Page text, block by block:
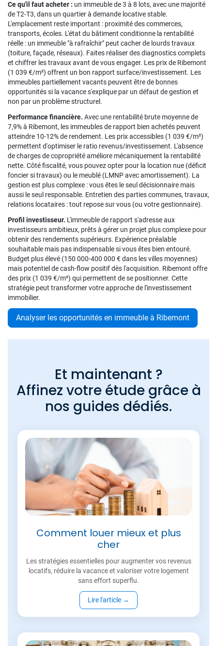
Ce qu'il faut acheter : un immeuble de 3 à 8 lots, avec une majorité
de T2-T3, dans un quartier à demande locative stable.
L'emplacement reste important : proximité des commerces,
transports, écoles. L'état du bâtiment conditionne la rentabilité
réelle : un immeuble "à rafraîchir" peut cacher de lourds travaux
(toiture, façade, réseaux). Faites réaliser des diagnostics complets
et chiffrer les travaux avant de vous engager. Les prix de Ribemont
(1 039 €/m²) offrent un bon rapport surface/investissement. Les
immeubles partiellement vacants peuvent être de bonnes
opportunités si la vacance s'explique par un défaut de gestion et
non par un problème structurel.
Performance financière. Avec une rentabilité brute moyenne de
7,9% à Ribemont, les immeubles de rapport bien achetés peuvent
atteindre 10-12% de rendement. Les prix accessibles (1 039 €/m²)
permettent d'optimiser le ratio revenus/investissement. L'absence
de charges de copropriété améliore mécaniquement la rentabilité
nette. Côté fiscalité, vous pouvez opter pour la location nue (déficit
foncier si travaux) ou le meublé (LMNP avec amortissement). La
gestion est plus complexe : vous êtes le seul décisionnaire mais
aussi le seul responsable. Entretien des parties communes, travaux,
relations locataires : tout repose sur vous (ou votre gestionnaire).
Profil investisseur. L'immeuble de rapport s'adresse aux
investisseurs ambitieux, prêts à gérer un projet plus complexe pour
obtenir des rendements supérieurs. Expérience préalable
souhaitable mais pas indispensable si vous êtes bien entouré.
Budget plus élevé (150 000-400 000 € dans les villes moyennes)
mais potentiel de cash-flow positif dès l'acquisition. Ribemont offre
des prix (1 039 €/m²) qui permettent de se positionner. Cette
stratégie peut transformer votre approche de l'investissement
immobilier.
Analyser les opportunités en immeuble à Ribemont
Et maintenant ?
Affinez votre étude grâce à
nos guides dédiés.
Comment louer mieux et plus
cher
Les stratégies essentielles pour augmenter vos revenus
locatifs, réduire la vacance et valoriser votre logement
sans effort superflu.
Lire l'article →